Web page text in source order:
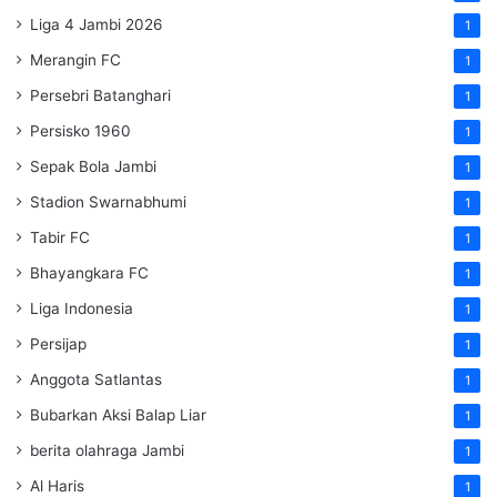
Liga 4 Jambi 2026 1
Merangin FC 1
Persebri Batanghari 1
Persisko 1960 1
Sepak Bola Jambi 1
Stadion Swarnabhumi 1
Tabir FC 1
Bhayangkara FC 1
Liga Indonesia 1
Persijap 1
Anggota Satlantas 1
Bubarkan Aksi Balap Liar 1
berita olahraga Jambi 1
Al Haris 1